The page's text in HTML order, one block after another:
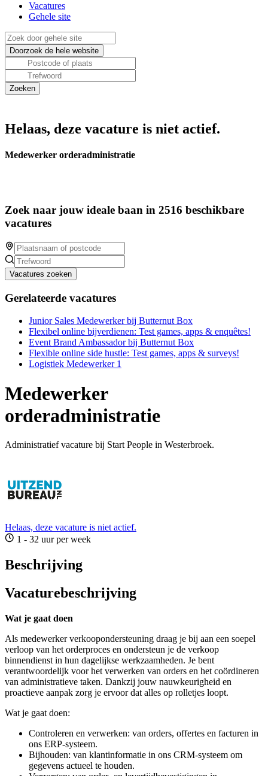
Vacatures
Gehele site
Helaas, deze vacature is niet actief.
Medewerker orderadministratie
Zoek naar jouw ideale baan in 2516 beschikbare
vacatures
Vacatures zoeken
Gerelateerde vacatures
Junior Sales Medewerker bij Butternut Box
Flexibel online bijverdienen: Test games, apps & enquêtes!
Event Brand Ambassador bij Butternut Box
Flexible online side hustle: Test games, apps & surveys!
Logistiek Medewerker 1
Medewerker
orderadministratie
Administratief vacature bij Start People in Westerbroek.
Helaas, deze vacature is niet actief.
1 - 32 uur per week
Beschrijving
Vacaturebeschrijving
Wat je gaat doen
Als medewerker verkoopondersteuning draag je bij aan een soepel
verloop van het orderproces en ondersteun je de verkoop
binnendienst in hun dagelijkse werkzaamheden. Je bent
verantwoordelijk voor het verwerken van orders en het coördineren
van administratieve taken. Dankzij jouw nauwkeurigheid en
proactieve aanpak zorg je ervoor dat alles op rolletjes loopt.
Wat je gaat doen:
Controleren en verwerken: van orders, offertes en facturen in
ons ERP-systeem.
Bijhouden: van klantinformatie in ons CRM-systeem om
gegevens actueel te houden.